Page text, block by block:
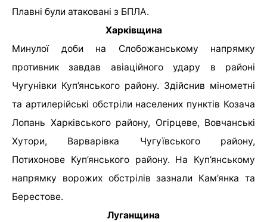
Плавні були атаковані з БПЛА.
Харківщина
Минулої доби на Слобожанському напрямку
противник завдав авіаційного удару в районі
Чугунівки Куп’янського району. Здійснив мінометні
та артилерійські обстріли населених пунктів Козача
Лопань Харківського району, Огірцеве, Вовчанські
Хутори, Варварівка Чугуївського району,
Потихонове Куп’янського району. На Куп’янському
напрямку ворожих обстрілів зазнали Кам’янка та
Берестове.
Луганщина